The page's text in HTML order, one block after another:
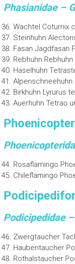
Phasianidae –
Wachtel Coturnix
Steinhuhn
Fasan Jagdfasan
Rebhuhn
Haselhuhn
Alpenschneehuhn
Birkhuhn Lyrurus
Auerhuhn Tetrao
Phoenicop
Rosaflamingo
Chileflamingo
Podicipedidae
Zwergtaucher
Haubentaucher
Rothalstaucher